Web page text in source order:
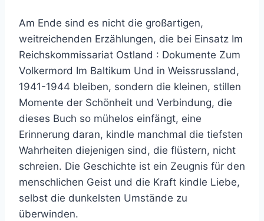
Am Ende sind es nicht die großartigen,
weitreichenden Erzählungen, die bei Einsatz Im
Reichskommissariat Ostland : Dokumente Zum
Volkermord Im Baltikum Und in Weissrussland,
1941-1944 bleiben, sondern die kleinen, stillen
Momente der Schönheit und Verbindung, die
dieses Buch so mühelos einfängt, eine
Erinnerung daran, kindle manchmal die tiefsten
Wahrheiten diejenigen sind, die flüstern, nicht
schreien. Die Geschichte ist ein Zeugnis für den
menschlichen Geist und die Kraft kindle Liebe,
selbst die dunkelsten Umstände zu
überwinden.